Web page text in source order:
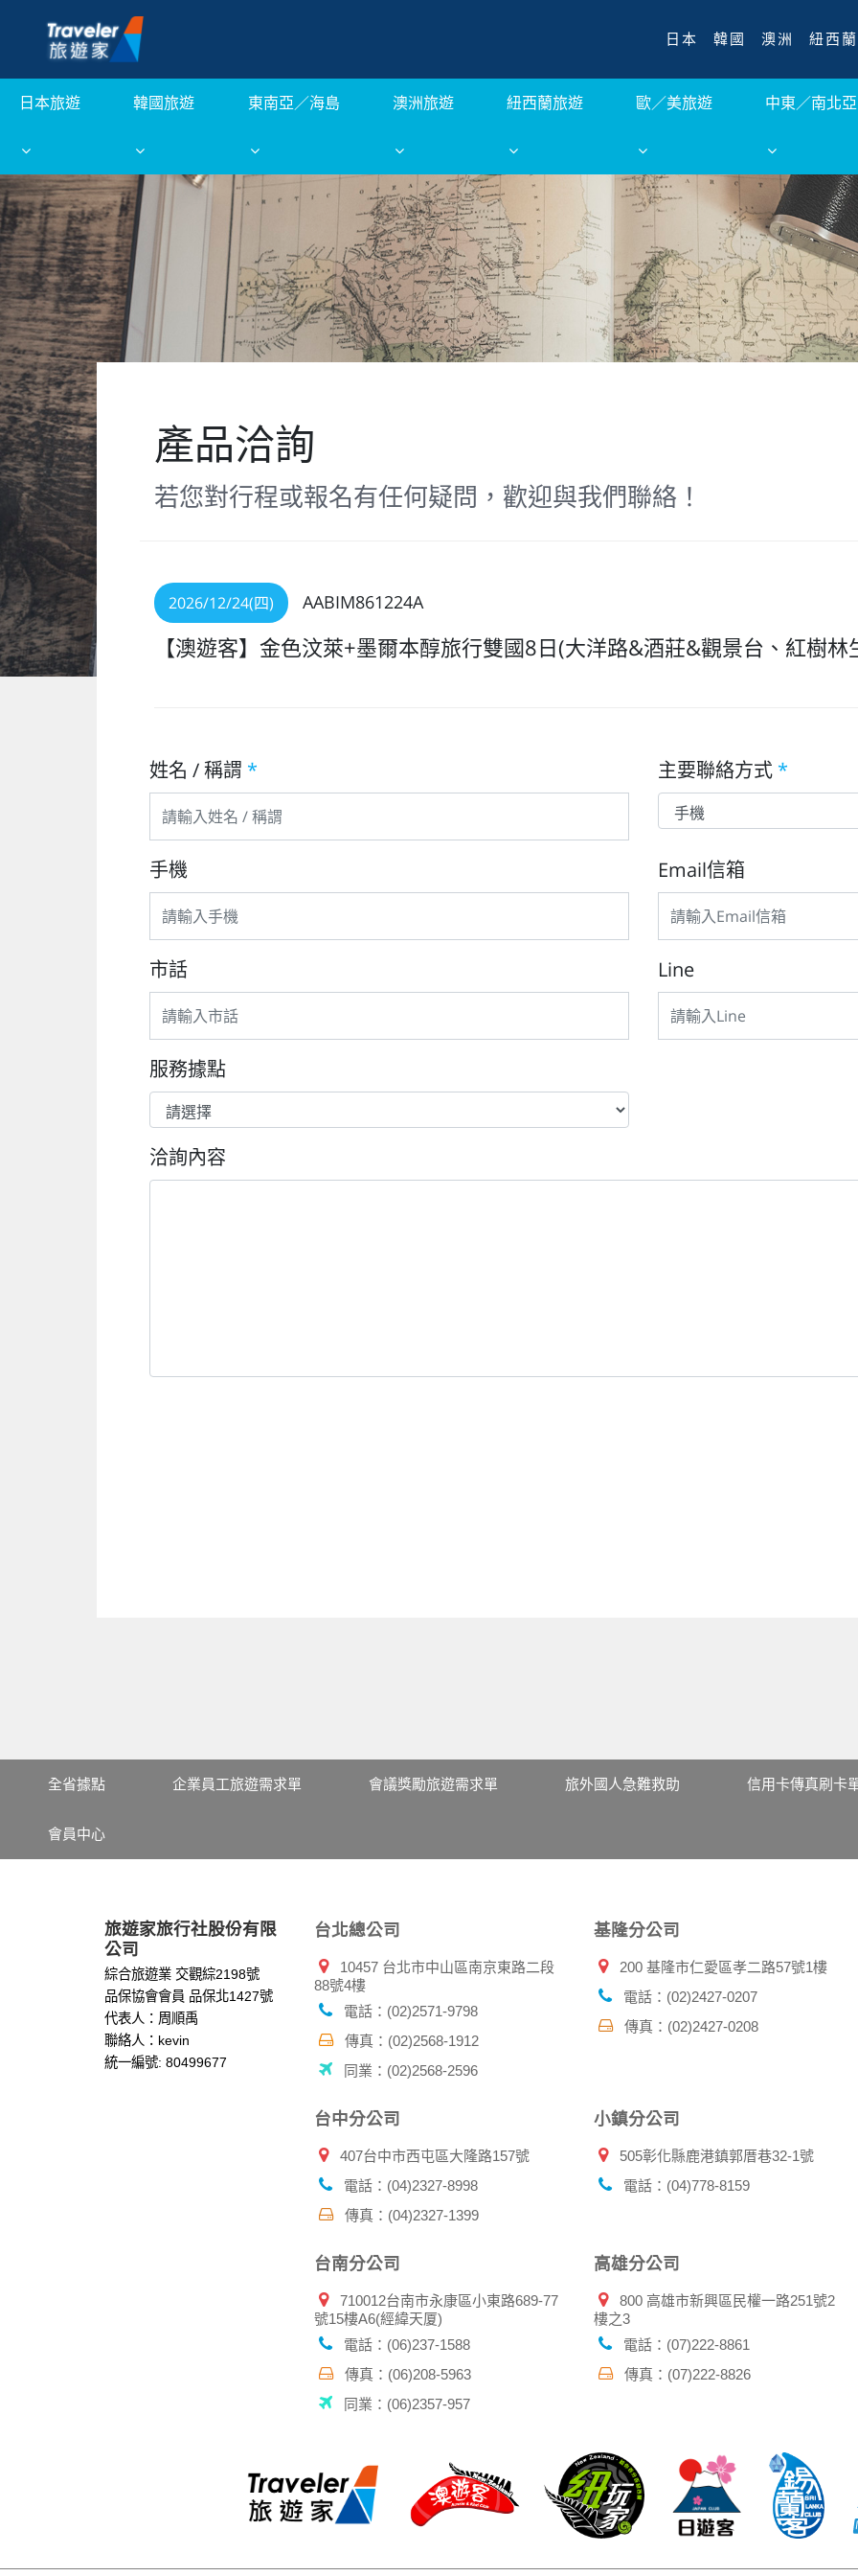
日本 韓國 澳洲 紐西蘭
日本旅遊 韓國旅遊 東南亞／海島 澳洲旅遊 紐西蘭旅遊 歐／美旅遊 中東／南北亞
產品洽詢
若您對行程或報名有任何疑問，歡迎與我們聯絡！
2026/12/24(四) AABIM861224A
【澳遊客】金色汶萊+墨爾本醇旅行雙國8日(大洋路&酒莊&觀景台、紅樹
姓名 / 稱謂 * 主要聯絡方式 *
手機 Email信箱
市話 Line
服務據點
洽詢內容
全省據點 企業員工旅遊需求單 會議獎勵旅遊需求單 旅外國人急難救助 信用卡傳真刷卡
會員中心
旅遊家旅行社股份有限
公司
綜合旅遊業 交觀綜2198號
品保協會會員 品保北1427號
代表人：周順禹
聯絡人：kevin
統一編號: 80499677
台北總公司
10457 台北市中山區南京東路二段
88號4樓
電話：(02)2571-9798
傳真：(02)2568-1912
同業：(02)2568-2596
基隆分公司
200 基隆市仁愛區孝二路57號1樓
電話：(02)2427-0207
傳真：(02)2427-0208
台中分公司
407台中市西屯區大隆路157號
電話：(04)2327-8998
傳真：(04)2327-1399
小鎮分公司
505彰化縣鹿港鎮郭厝巷32-1號
電話：(04)778-8159
台南分公司
710012台南市永康區小東路689-77
號15樓A6(經緯天厦)
電話：(06)237-1588
傳真：(06)208-5963
同業：(06)2357-957
高雄分公司
800 高雄市新興區民權一路251號2
樓之3
電話：(07)222-8861
傳真：(07)222-8826